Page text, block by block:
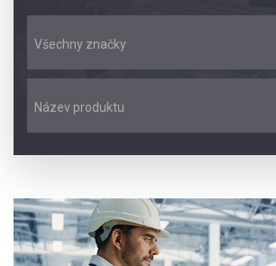
Všechny značky
Název produktu